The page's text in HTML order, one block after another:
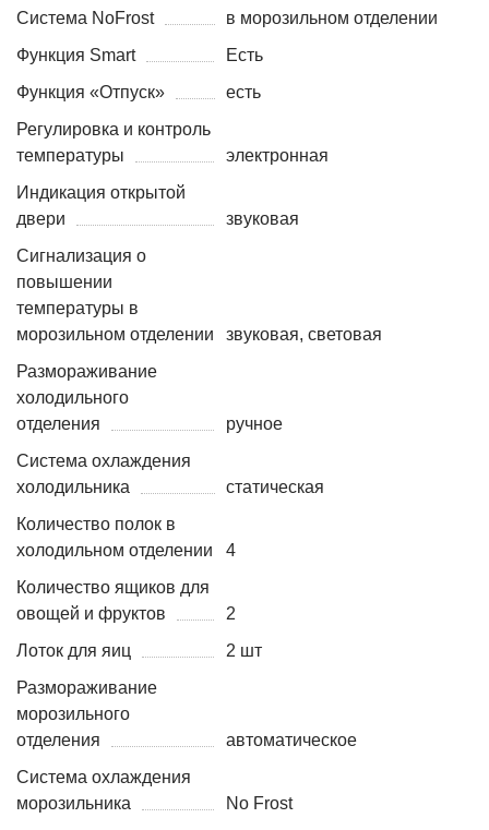
Система NoFrost
в морозильном отделении
Функция Smart
Есть
Функция «Отпуск»
есть
Регулировка и контроль
температуры
электронная
Индикация открытой
двери
звуковая
Сигнализация о
повышении
температуры в
морозильном отделении
звуковая, световая
Размораживание
холодильного
отделения
ручное
Система охлаждения
холодильника
статическая
Количество полок в
холодильном отделении
4
Количество ящиков для
овощей и фруктов
2
Лоток для яиц
2 шт
Размораживание
морозильного
отделения
автоматическое
Система охлаждения
морозильника
No Frost